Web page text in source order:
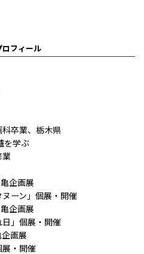
ロフィール
卒業、栃木県
を学ぶ
業
企画展
ーン」個展・開催
企画展
」個展・開催
画展
・開催